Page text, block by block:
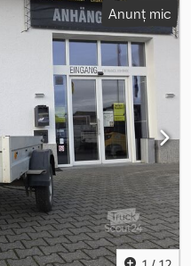
încărcare basculantă
de încărcare detașabile
Suprafață de staționare
precisă Blocatoare de roți
de troliu repoziționabil
rigidizat și galvanizat Mufă
30.08.2019 Verificat în
nouă (TÜV) Opțiuni și
Cjdpfsy I N Nqex
furtului Chingi speciale
facilă și sigură a
la autoritatea rutieră
Anunț mic